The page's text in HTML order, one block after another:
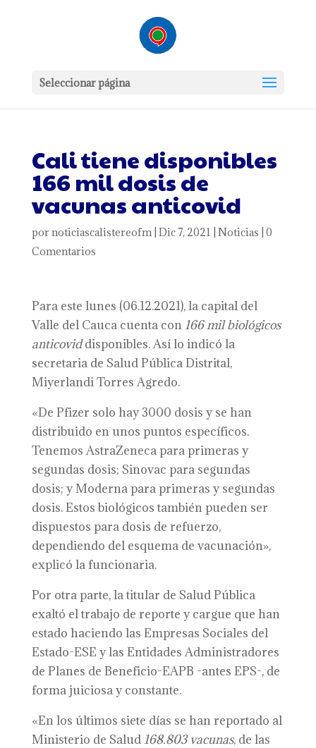
Seleccionar página
Cali tiene disponibles
166 mil dosis de
vacunas anticovid
por noticiascalistereofm| Dic 7, 2021 Noticias 0
Comentarios
Para este lunes (06.12.2021), la capital del
Valle del Cauca cuenta con 166 mil biológicos
anticoviddisponibles. Así lo indicó la
secretaria de Salud Pública Distrital,
Miyerlandi Torres Agredo.
«De Pfizer solo hay 3000 dosis y se han
distribuido en unos puntos específicos.
Tenemos AstraZeneca para primeras y
segundas dosis; Sinovac para segundas
dosis; y Moderna para primeras y segundas
dosis. Estos biológicos también pueden ser
dispuestos para dosis de refuerzo,
dependiendo del esquema de vacunación»,
explicó la funcionaria.
Por otra parte, la titular de Salud Pública
exaltó el trabajo de reporte y cargue que han
estado haciendo las Empresas Sociales del
Estado-ESE y las Entidades Administradores
de Planes de Beneficio-EAPB -antes EPS-, de
forma juiciosa y constante.
«En los últimos siete días se han reportado al
Ministerio de Salud 168.803 vacunas, de las